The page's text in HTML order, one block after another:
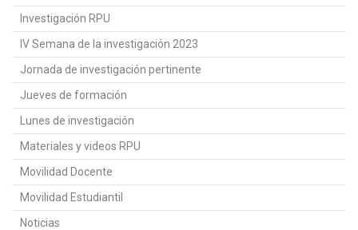
Investigación RPU
IV Semana de la investigación 2023
Jornada de investigación pertinente
Jueves de formación
Lunes de investigación
Materiales y videos RPU
Movilidad Docente
Movilidad Estudiantil
Noticias